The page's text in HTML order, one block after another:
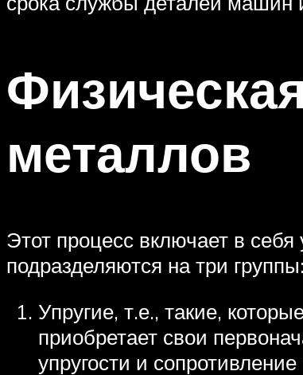
металлов
Этот процесс включает в
подразделяются на три группы:
Упругие, т.е., такие,
приобретает свои
упругости и